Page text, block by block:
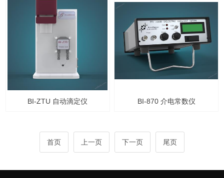
BI-ZTU 自动滴定仪 BI-870 介电常数仪
首页 上一页 下一页 尾页